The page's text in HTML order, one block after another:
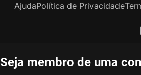
Seja membro de uma
AjudaPolítica de Privacidade